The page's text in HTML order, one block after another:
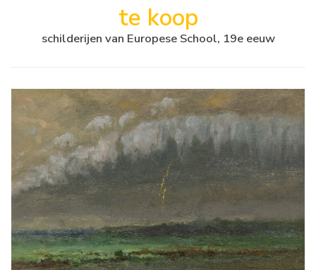
te koop
schilderijen van Europese School, 19e eeuw